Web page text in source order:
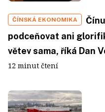
ČÍNSKÁ EKONOMIKA
podceňovat ani
větev sama, říká Dan
12 minut čtení